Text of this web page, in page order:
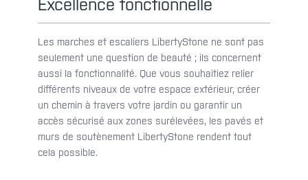
Excellence fonctionnelle
Les marches et escaliers LibertyStone ne sont pas
seulement une question de beauté ; ils concernent
aussi la fonctionnalité. Que vous souhaitiez relier
différents niveaux de votre espace extérieur, créer
un chemin à travers votre jardin ou garantir un
accès sécurisé aux zones surélevées, les pavés et
murs de soutènement LibertyStone rendent tout
cela possible.